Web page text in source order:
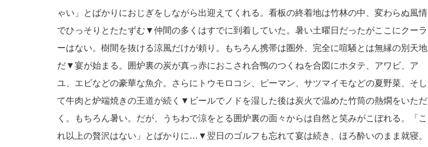
ゃい」とばかりにおじぎをしながら出迎えてくれる。看板の終着地は竹林の中、変わらぬ風情
でひっそりとたたずむ▼仲間の多くはすでに到着していた。暑い土曜日だったがここにクーラ
ーはない。樹間を抜ける涼風だけが頼り。もちろん携帯は圏外、完全に喧騒とは無縁の別天地
だ▼宴が始まる。囲炉裏の炭が真っ赤におこされ合鴨のつくねを合図にホタテ、アワビ、ア
ユ、エビなどの豪華な魚介。さらにトウモロコシ、ピーマン、サツマイモなどの夏野菜、そし
て牛肉と炉端焼きの王道が続く▼ビールでノドを湿した後は炭火で温めた竹筒の熱燗をいただ
く。もちろん暑い。だが、うちわで涼をとる囲炉裏の面々からは自然と笑みがこぼれる。「こ
れ以上の贅沢はない」とばかりに…▼翌日のゴルフも忘れて宴は続き、ほろ酔いのまま就寝。